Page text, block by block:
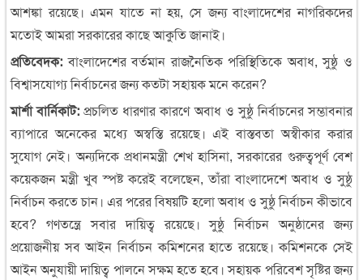
আশঙ্কা রয়েছে। এমন যাতে না হয়, সে জন্য বাংলাদেশের নাগরিকদের
মতোই আমরা সরকারের কাছে আকুতি জানাই।
প্রতিবেদক: বাংলাদেশের বর্তমান রাজনৈতিক পরিস্থিতিকে অবাধ, সুষ্ঠু ও
বিশ্বাসযোগ্য নির্বাচনের জন্য কতটা সহায়ক মনে করেন?
মার্শা বার্নিকাট: প্রচলিত ধারণার কারণে অবাধ ও সুষ্ঠু নির্বাচনের সম্ভাবনার
ব্যাপারে অনেকের মধ্যে অস্বস্তি রয়েছে। এই বাস্তবতা অস্বীকার করার
সুযোগ নেই। অন্যদিকে প্রধানমন্ত্রী শেখ হাসিনা, সরকারের গুরুত্বপূর্ণ বেশ
কয়েকজন মন্ত্রী খুব স্পষ্ট করেই বলেছেন, তাঁরা বাংলাদেশে অবাধ ও সুষ্ঠু
নির্বাচন করতে চান। এর পরের বিষয়টি হলো অবাধ ও সুষ্ঠু নির্বাচন কীভাবে
হবে? গণতন্ত্রে সবার দায়িত্ব রয়েছে। সুষ্ঠু নির্বাচন অনুষ্ঠানের জন্য
প্রয়োজনীয় সব আইন নির্বাচন কমিশনের হাতে রয়েছে। কমিশনকে সেই
আইন অনুযায়ী দায়িত্ব পালনে সক্ষম হতে হবে। সহায়ক পরিবেশ সৃষ্টির জন্য